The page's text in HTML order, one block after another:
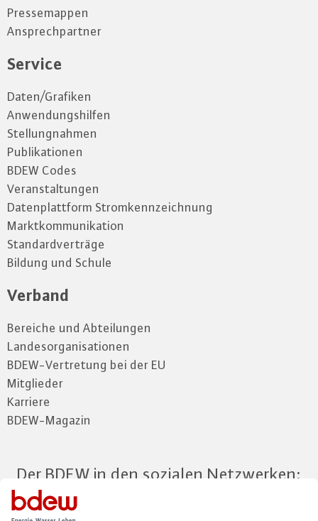
Pressemappen
Ansprechpartner
Service
Daten/Grafiken
Anwendungshilfen
Stellungnahmen
Publikationen
BDEW Codes
Veranstaltungen
Datenplattform Stromkennzeichnung
Marktkommunikation
Standardverträge
Bildung und Schule
Verband
Bereiche und Abteilungen
Landesorganisationen
BDEW-Vertretung bei der EU
Mitglieder
Karriere
BDEW-Magazin
Der BDEW in den sozialen Netzwerken: